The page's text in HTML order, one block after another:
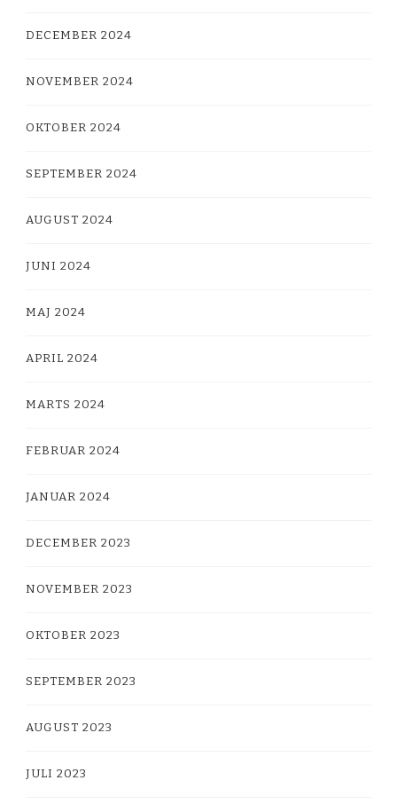
DECEMBER 2024
NOVEMBER 2024
OKTOBER 2024
SEPTEMBER 2024
AUGUST 2024
JUNI 2024
MAJ 2024
APRIL 2024
MARTS 2024
FEBRUAR 2024
JANUAR 2024
DECEMBER 2023
NOVEMBER 2023
OKTOBER 2023
SEPTEMBER 2023
AUGUST 2023
JULI 2023